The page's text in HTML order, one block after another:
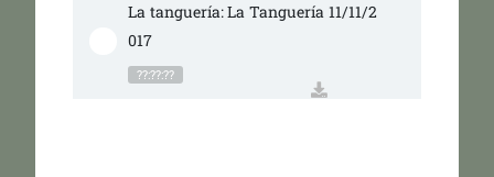
La tanguería: La Tanguería 11/11/2
017
??:??:??